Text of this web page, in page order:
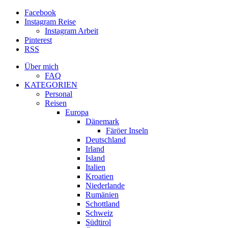
Facebook
Instagram Reise
Instagram Arbeit
Pinterest
RSS
Über mich
FAQ
KATEGORIEN
Personal
Reisen
Europa
Dänemark
Färöer Inseln
Deutschland
Irland
Island
Italien
Kroatien
Niederlande
Rumänien
Schottland
Schweiz
Südtirol